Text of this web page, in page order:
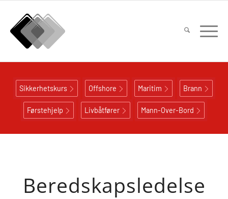
Sikkerhetskurs Offshore Maritim Brann
Førstehjelp Livbåtfører Mann-Over-Bord
Beredskapsledelse